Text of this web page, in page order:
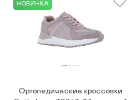
НОВИНКА
Ортопедические кроссовки